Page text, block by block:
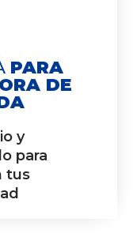
PARA
DE
y
para
tus